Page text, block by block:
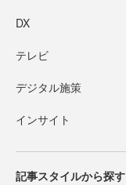
DX
テレビ
デジタル施策
インサイト
記事スタイルから探す